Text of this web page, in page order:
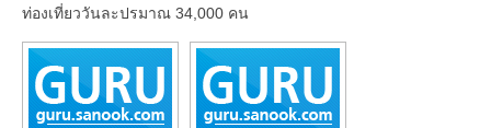
ท่องเที่ยววันละปรมาณ 34,000 คน